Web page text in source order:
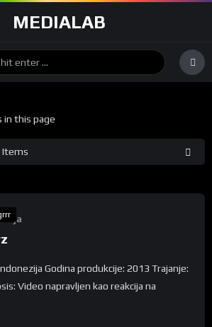
Items
in this page
Godina produkcije: 2013 Trajanje:
Video napravljen kao reakcija na